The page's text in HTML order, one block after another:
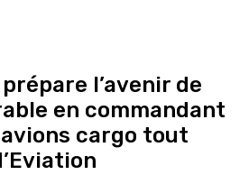
l’avenir de
en commandant
cargo tout